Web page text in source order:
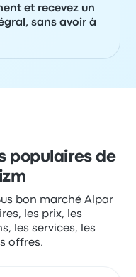
et recevez un
sans avoir à
populaires de
bon marché Alpar
les prix, les
les services, les
offres.